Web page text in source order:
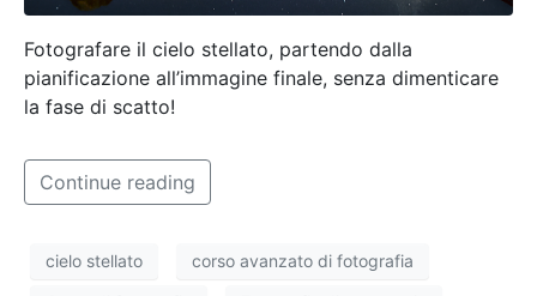
Fotografare il cielo stellato, partendo dalla
pianificazione all’immagine finale, senza dimenticare
la fase di scatto!
Continue reading
cielo stellato corso avanzato di fotografia